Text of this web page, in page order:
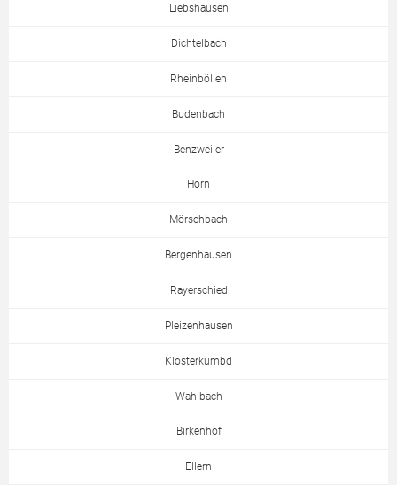
Liebshausen
Dichtelbach
Rheinböllen
Budenbach
Benzweiler
Horn
Mörschbach
Bergenhausen
Rayerschied
Pleizenhausen
Klosterkumbd
Wahlbach
Birkenhof
Ellern